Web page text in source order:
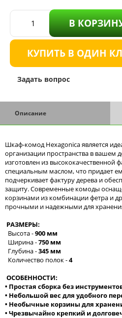
В
КУПИТЬ В ОДИН
Задать вопрос
Описание
Шкаф-комод Hexagonica является
организации пространства в вашем
изготовлен из высококачественной
специальным маслом, что придает
подчеркивает фактуру дерева и
защиту. Современные комоды
корзинами из комбинации фетра и
прочными и надежными для
РАЗМЕРЫ:
Высота -900 мм
Ширина -750 мм
Глубина -345 мм
Количество полок -4
ОСОБЕННОСТИ:
• Простая сборка без
• Небольшой вес для удобного
• Необычные корзины для
• Чрезвычайно крепкий и